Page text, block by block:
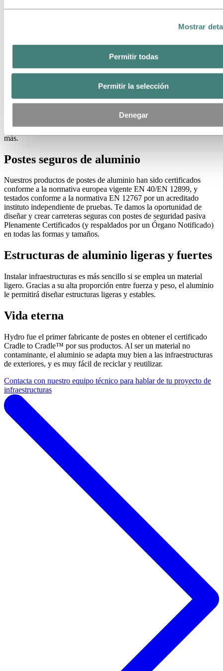
Mostrar
Permitir todas
Permitir la selección
Denegar
Mantenimiento mínimo
mantenimiento mínimo. Soportan bien las condiciones atmosféricas,
son resistentes a la corrosión y resultan inmunes a los efectos de los
rayos UVA. Si a ello añadimos un tratamiento de la superficie con
un color o diseño determinado, el rendimiento se optimiza todavía
más.
Postes seguros de aluminio
Nuestros productos de postes de aluminio han sido certificados
conforme a la normativa europea vigente EN 40/EN 12899, y
testados conforme a la normativa EN 12767 por un acreditado
instituto independiente de pruebas. Te damos la oportunidad de
diseñar y crear carreteras seguras con postes de seguridad pasiva
Plenamente Certificados (y respaldados por un Órgano Notificado)
en todas las formas y tamaños.
Estructuras de aluminio ligeras y fuertes
Instalar infraestructuras es más sencillo si se emplea un material
ligero. Gracias a su alta proporción entre fuerza y peso, el aluminio
le permitirá diseñar estructuras ligeras y estables.
Vida eterna
Hydro fue el primer fabricante de postes en obtener el certificado
Cradle to Cradle™ por sus productos. Al ser un material no
contaminante, el aluminio se adapta muy bien a las infraestructuras
de exteriores, y es muy fácil de reciclar y reutilizar.
Contacta con nuestro equipo técnico para hablar de tu proyecto de
infraestructuras